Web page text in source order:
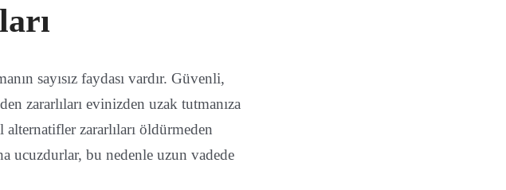
sayısız faydası vardır. Güvenli,
zararlıları evinizden uzak tutmanıza
zararlıları öldürmeden
ucuzdurlar, bu nedenle uzun vadede